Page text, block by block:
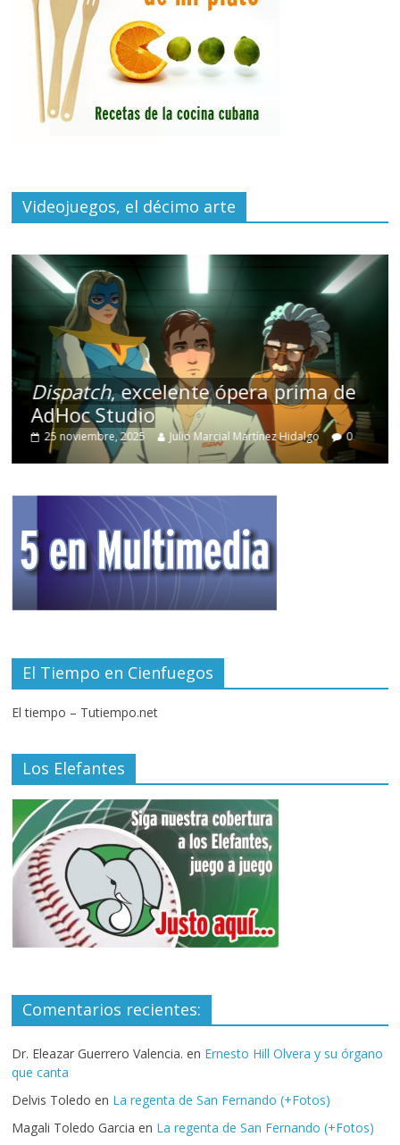
Videojuegos, el décimo arte
Dispatch, excelente ópera prima de
AdHoc Studio
25 noviembre, 2025 Julio Marcial Martínez Hidalgo 0
El Tiempo en Cienfuegos
El tiempo – Tutiempo.net
Los Elefantes
Comentarios recientes:
Dr. Eleazar Guerrero Valencia. en Ernesto Hill Olvera y su órgano
que canta
Delvis Toledo en La regenta de San Fernando (+Fotos)
Magali Toledo Garcia en La regenta de San Fernando (+Fotos)